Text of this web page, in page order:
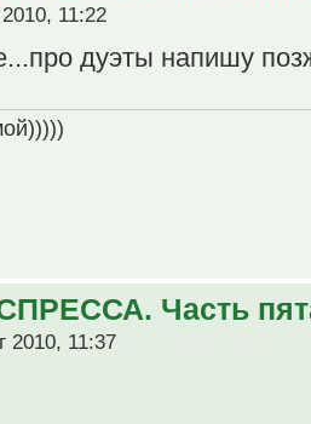
11:22
дуэты напишу
Часть
2010, 11:37